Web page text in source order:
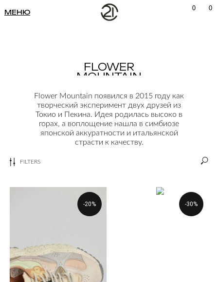
0
МЕНЮ 0
Кроссовки и кеды
Сумки и рюкзаки
Смотреть все
Лоферы и мокасины
Туфли
Ботинки
Носки
Перчатки
Ремни
Полотенца
FLOWER
MOUNTAIN
Flower Mountain появился в 2015 году как
творческий эксперимент двух друзей из
Токио и Пекина. Идея родилась высоко в
горах, а воплощение нашла в симбиозе
японской аккуратности и итальянской
страсти к качеству.
FILTERS
-20% -30%